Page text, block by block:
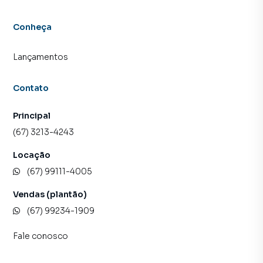
Conheça
Lançamentos
Contato
Principal
(67) 3213-4243
Locação
(67) 99111-4005
Vendas (plantão)
(67) 99234-1909
Fale conosco